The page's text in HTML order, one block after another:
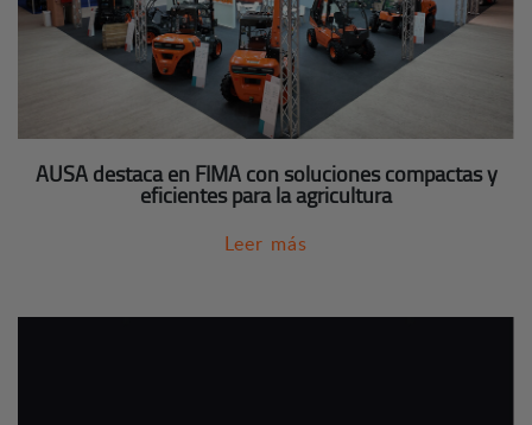
AUSA destaca en FIMA con soluciones compactas y
eficientes para la agricultura
Leer más